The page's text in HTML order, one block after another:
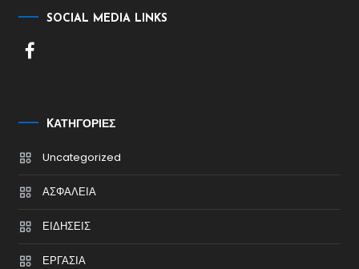
SOCIAL MEDIA LINKS
KΑΤΗΓΟΡΊΕΣ
Uncategorized
ΑΣΦΑΛΕΙΑ
ΕΙΔΗΣΕΙΣ
ΕΡΓΑΣΙΑ